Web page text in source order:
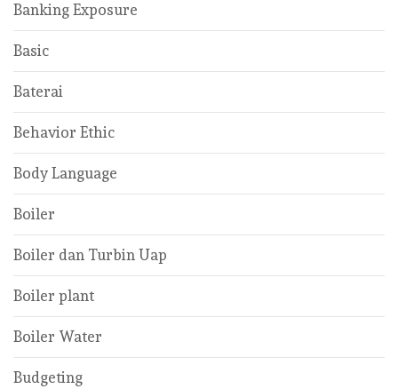
Banking Exposure
Basic
Baterai
Behavior Ethic
Body Language
Boiler
Boiler dan Turbin Uap
Boiler plant
Boiler Water
Budgeting